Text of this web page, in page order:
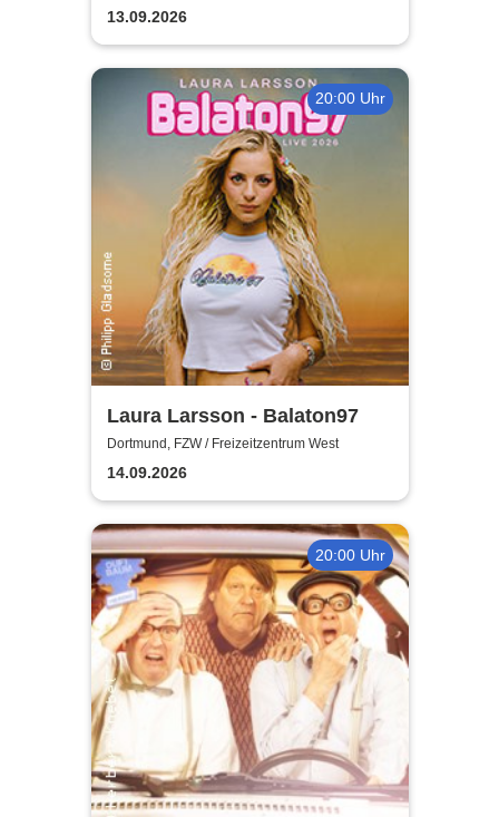
13.09.2026
20:00 Uhr
Laura Larsson - Balaton97
Dortmund, FZW / Freizeitzentrum West
14.09.2026
20:00 Uhr